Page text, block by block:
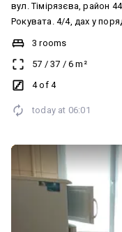
вул. Тімірязєва, район
Рокувата. 4/4, дах у порядку. Квартира не кутова, у хорошому
стані. Замінені всі
санвузол повністю в
двері. Балкон засклений
квартирі, залишаються. Ціна 🔥🔥🔥🔥🔥💰 ☎️ 067-251-251-8
3 rooms
57 / 37 / 6 m²
4 of 4
today at 06:01